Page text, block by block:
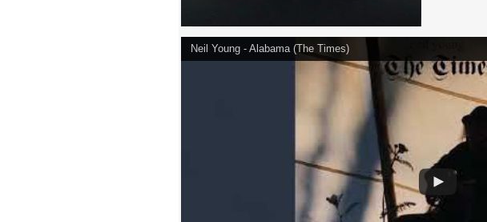
Neil Young - Alabama (The Times)